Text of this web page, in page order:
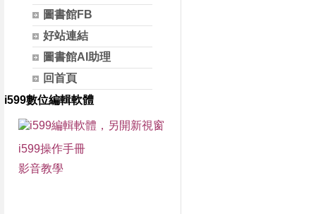
圖書館FB
好站連結
圖書館AI助理
回首頁
i599數位編輯軟體
i599操作手冊
影音教學